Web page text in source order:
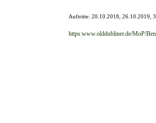
Auftritte:20.10.2018, 26.10.2019,
https:www.olddubliner.de/MoP/